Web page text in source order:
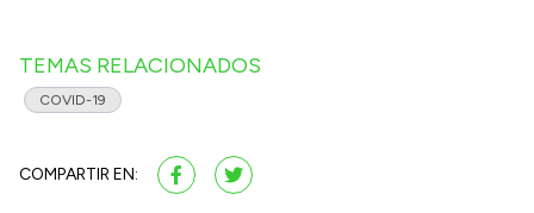
TEMAS RELACIONADOS
COVID-19
COMPARTIR EN: